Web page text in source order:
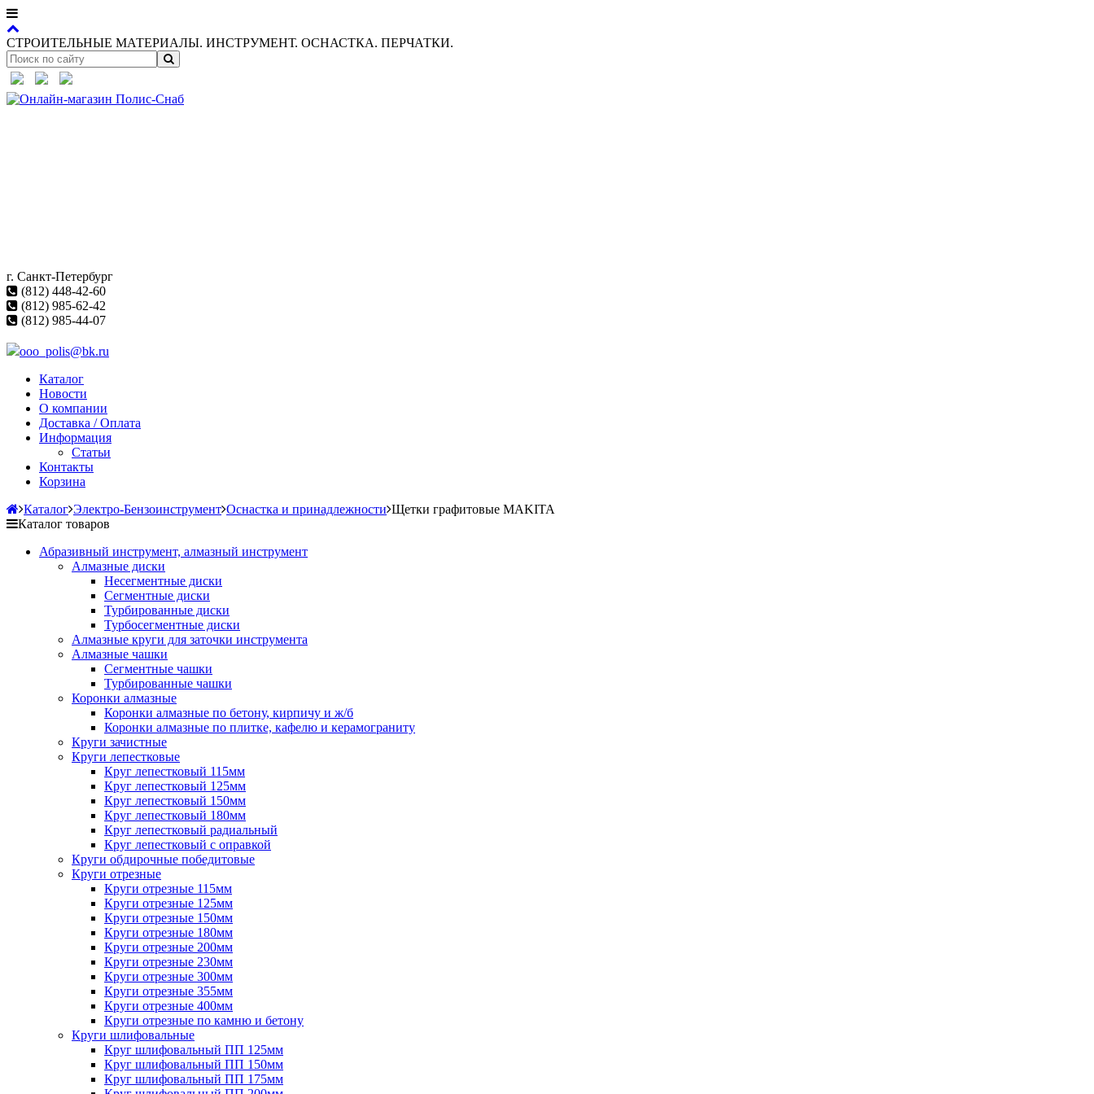
СТРОИТЕЛЬНЫЕ МАТЕРИАЛЫ. ИНСТРУМЕНТ. ОСНАСТКА. ПЕРЧАТКИ.
г. Санкт-Петербург
(812) 448-42-60
(812) 985-62-42
(812) 985-44-07
ooo_polis@bk.ru
Каталог
Новости
О компании
Доставка / Оплата
Информация
Статьи
Контакты
Корзина
Каталог Электро-Бензоинструмент Оснастка и принадлежности Щетки графитовые MAKITA
Каталог товаров
Абразивный инструмент, алмазный инструмент
Алмазные диски
Несегментные диски
Сегментные диски
Турбированные диски
Турбосегментные диски
Алмазные круги для заточки инструмента
Алмазные чашки
Сегментные чашки
Турбированные чашки
Коронки алмазные
Коронки алмазные по бетону, кирпичу и ж/б
Коронки алмазные по плитке, кафелю и керамограниту
Круги зачистные
Круги лепестковые
Круг лепестковый 115мм
Круг лепестковый 125мм
Круг лепестковый 150мм
Круг лепестковый 180мм
Круг лепестковый радиальный
Круг лепестковый с оправкой
Круги обдирочные победитовые
Круги отрезные
Круги отрезные 115мм
Круги отрезные 125мм
Круги отрезные 150мм
Круги отрезные 180мм
Круги отрезные 200мм
Круги отрезные 230мм
Круги отрезные 300мм
Круги отрезные 355мм
Круги отрезные 400мм
Круги отрезные по камню и бетону
Круги шлифовальные
Круг шлифовальный ПП 125мм
Круг шлифовальный ПП 150мм
Круг шлифовальный ПП 175мм